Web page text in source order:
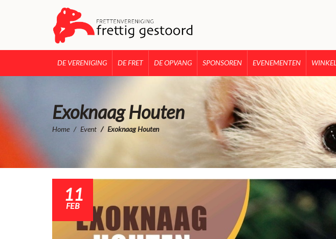
DE VERENIGING DE FRET DE OPVANG SPONSOREN EVENEMENTEN WINKEL
Exoknaag Houten
Home Event Exoknaag Houten
11
FEB